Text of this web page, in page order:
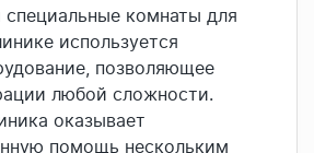
комнаты для
используется
позволяющее
любой сложности.
оказывает
помощь нескольким